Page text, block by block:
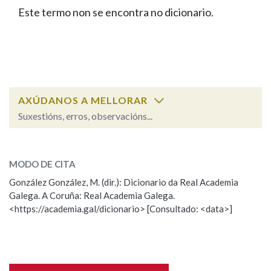
FIGURAS HOMENAXEADAS
PORTAL DAS PALABRAS
Facebook
TwitterYoutubeInstagram
Bluesky
BUSCAR NOS LEMAS
Remata por
BUSCAR NO CONTIDO
Nas definicións
Este termo non se encontra no dicionario.
AXÚDANOS A MELLORAR
Suxestións, erros, observacións...
Observación
Nome
MODO DE CITA
González González, M. (dir.): Dicionario da Real Academia
Galega. A Coruña: Real Academia Galega.
<https://academia.gal/dicionario> [Consultado: <data>]